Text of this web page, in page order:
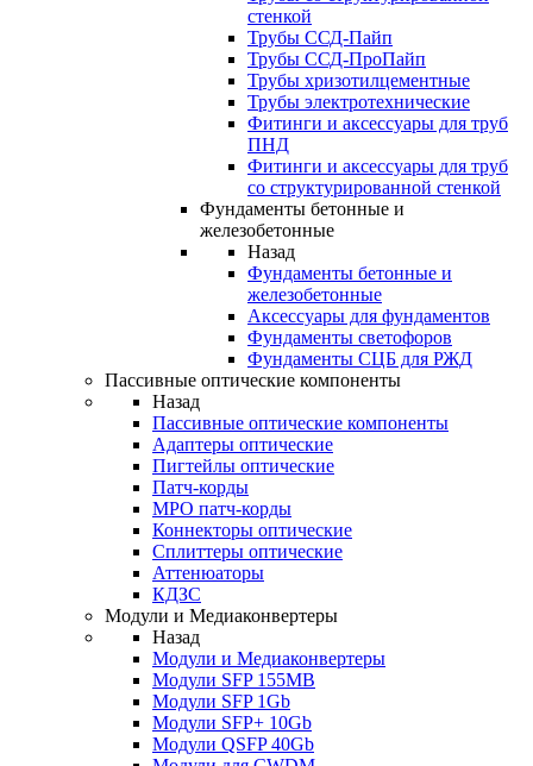
стенкой
Трубы ССД-Пайп
Трубы ССД-ПроПайп
Трубы хризотилцементные
Трубы электротехнические
Фитинги и аксессуары для труб
ПНД
Фитинги и аксессуары для труб
со структурированной стенкой
Фундаменты бетонные и
железобетонные
Назад
Фундаменты бетонные и
железобетонные
Аксессуары для фундаментов
Фундаменты светофоров
Фундаменты СЦБ для РЖД
Пассивные оптические компоненты
Назад
Пассивные оптические компоненты
Адаптеры оптические
Пигтейлы оптические
Патч-корды
MPO патч-корды
Коннекторы оптические
Сплиттеры оптические
Аттенюаторы
КДЗС
Модули и Медиаконвертеры
Назад
Модули и Медиаконвертеры
Модули SFP 155MB
Модули SFP 1Gb
Модули SFP+ 10Gb
Модули QSFP 40Gb